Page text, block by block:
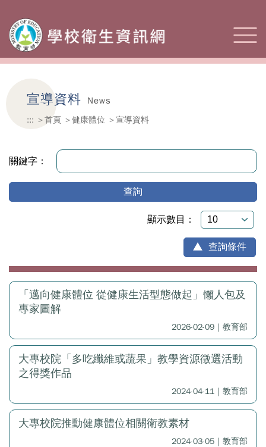
宣導資料
News
:::
首頁 健康體位 宣導資料
關鍵字：
查詢
顯示數目：
查詢條件
「邁向健康體位 從健康生活型態做起」懶人包及
專家圖解
2026-02-09｜教育部
大專校院「多吃纖維或蔬果」教學資源徵選活動
之得獎作品
2024-04-11｜教育部
大專校院推動健康體位相關衛教素材
2024-03-05｜教育部